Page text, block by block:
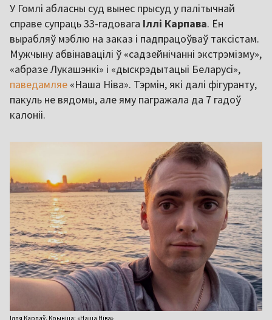
У Гомлі абласны суд вынес прысуд у палітычнай
справе супраць 33-гадовага Іллі Карпава. Ён
вырабляў мэблю на заказ і падпрацоўваў таксістам.
Мужчыну абвінавацілі ў «садзейнічанні экстрэмізму»,
«абразе Лукашэнкі» і «дыскрэдытацыі Беларусі»,
паведамляе «Наша Ніва». Тэрмін, які далі фігуранту,
пакуль не вядомы, але яму пагражала да 7 гадоў
калоніі.
Ілля Карпаў. Крыніца: «Наша Ніва»